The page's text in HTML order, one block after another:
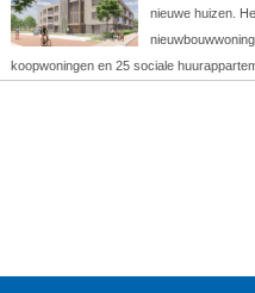
nieuwe huizen.
koopwoningen en 25 sociale